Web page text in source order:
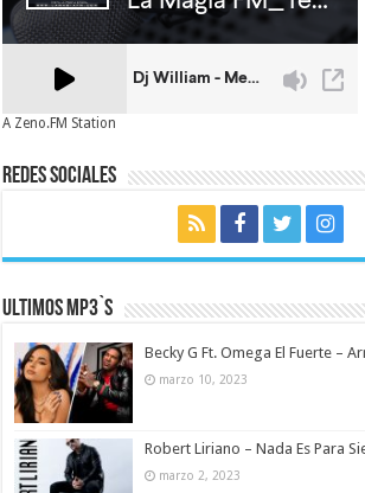
A Zeno.FM Station
Redes Sociales
Ultimos MP3`s
Becky G Ft. Omega El Fuerte –
marzo 10, 2023
Robert Liriano – Nada Es Para
marzo 2, 2023